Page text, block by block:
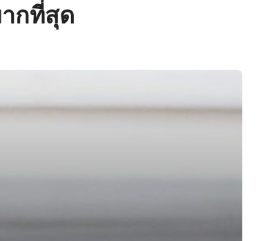
กที่สุด